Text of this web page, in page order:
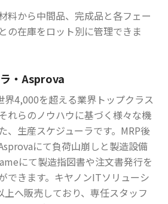
料から中間品、完成品と各フェー
の在庫をロット別に管理できま
・Asprova
界4,000を超える業界トップクラス
れらのノウハウに基づく様々な機
、生産スケジューラです。MRP後
にて負荷山崩しと製造設備
にて製造指図書や注文書発行を
できます。キヤノンITソリューシ
上へ販売しており、専任スタッフ